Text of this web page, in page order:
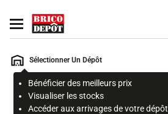
Ouvrir le menu
Sélectionner Un Dépôt
Bénéficier des meilleurs prix
Visualiser les stocks
Accéder aux arrivages de votre dépôt
Rechercher